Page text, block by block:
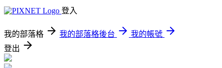
登入
我的部落格 我的部落格後台
我的帳號
登出